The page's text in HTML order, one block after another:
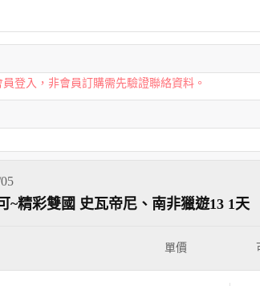
登入，非會員訂購需先驗證聯絡資料。
~精彩雙國 史瓦帝尼、南非獵遊13 1天
單價